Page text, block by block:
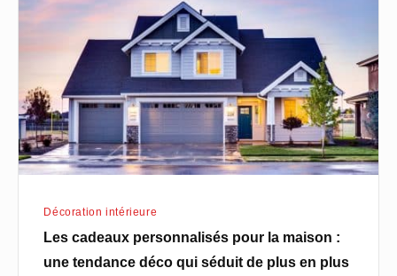
pour
une
tendance
déco
séduitDécoration intérieure
Les cadeaux personnalisés pour la maison :
une tendance déco qui séduit de plus en plus